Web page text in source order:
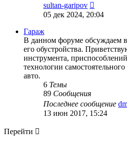
sultan-garipov
к
05 дек 2024, 20:04
Гараж
В данном форуме обсуждаем
его обустройства.
инструмента,
технологии
авто.
6 Темы
89 Сообщения
Последнее сообщение
13 июн 2017, 15:24
Перейти